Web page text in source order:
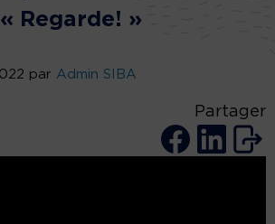
Regarde! »
par Admin SIBA
Partager